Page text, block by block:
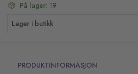
På lager: 19
Lager i butikk
PRODUKTINFORMASJON